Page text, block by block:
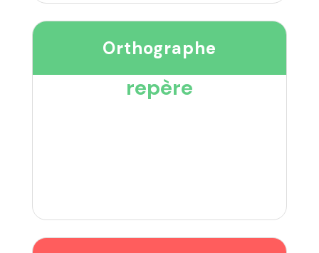
Orthographe
repère